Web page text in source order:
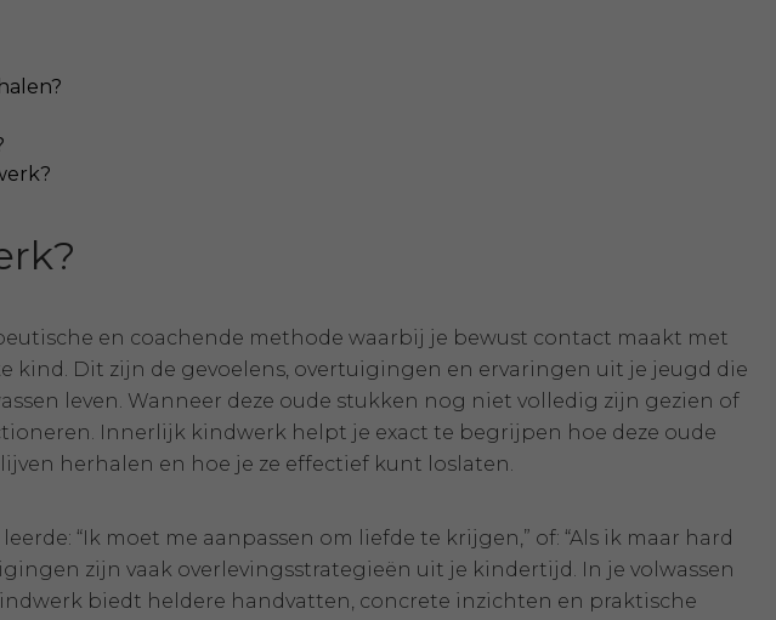
en coachende methode waarbij je bewust contact maakt met
kind. Dit zijn de gevoelens, overtuigingen en ervaringen uit je jeugd die
leven. Wanneer deze oude stukken nog niet volledig zijn gezien of
Innerlijk kindwerk helpt je exact te begrijpen hoe deze oude
herhalen en hoe je ze effectief kunt loslaten.
“Ik moet me aanpassen om liefde te krijgen,” of: “Als ik maar hard
zijn vaak overlevingsstrategieën uit je kindertijd. In je volwassen
biedt heldere handvatten, concrete inzichten en praktische